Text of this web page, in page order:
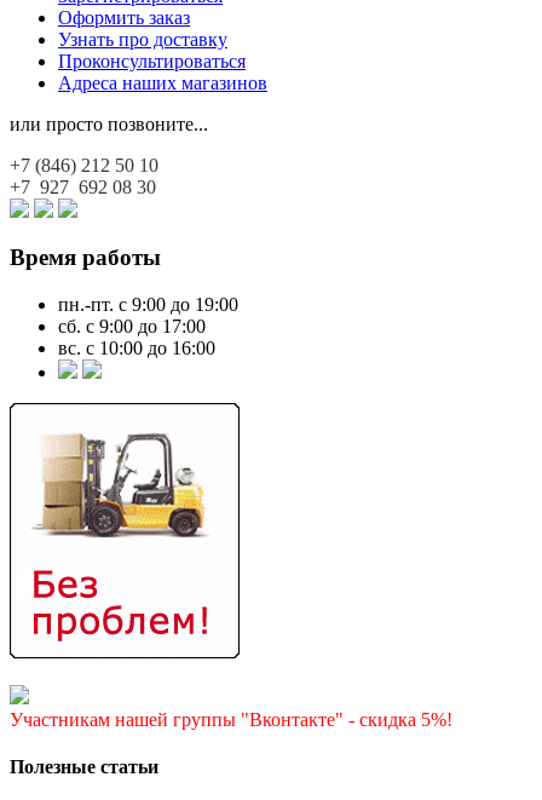
Оформить заказ
Узнать про доставку
Проконсультироваться
Адреса наших магазинов
или просто позвоните...
+7 (846) 212 50 10
+7 927 692 08 30
Время работы
пн.-пт. с 9:00 до 19:00
сб. с 9:00 до 17:00
вс. с 10:00 до 16:00
Участникам нашей группы "Вконтакте" - скидка 5%!
Полезные статьи